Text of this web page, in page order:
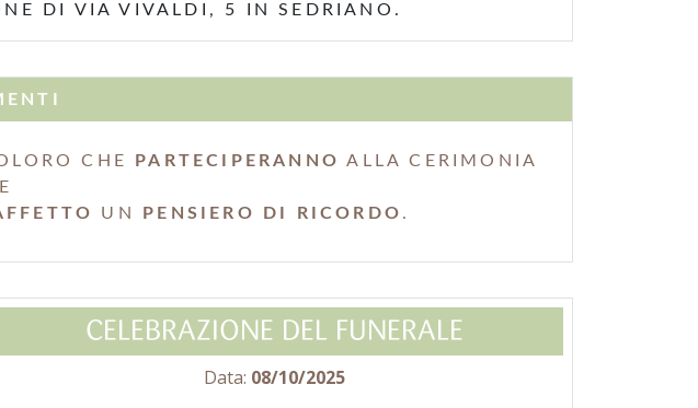
DI VIA VIVALDI, 5 IN SEDRIANO.
CHE PARTECIPERANNO ALLA CERIMONIA
UN PENSIERO DI RICORDO .
CELEBRAZIONE DEL FUNERALE
Data: 08/10/2025